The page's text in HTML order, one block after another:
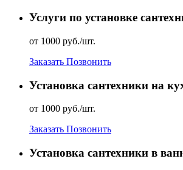
Услуги по установке
от 1000 руб./шт.
Заказать Позвонить
Установка сантехники на
от 1000 руб./шт.
Заказать Позвонить
Установка сантехники в